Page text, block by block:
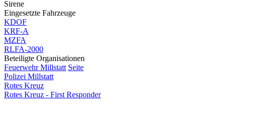
Sirene
Eingesetzte Fahrzeuge
KDOF
KRF-A
MZFA
RLFA-2000
Beteiligte Organisationen
Feuerwehr Millstatt Seite
Polizei Millstatt
Rotes Kreuz
Rotes Kreuz - First Responder